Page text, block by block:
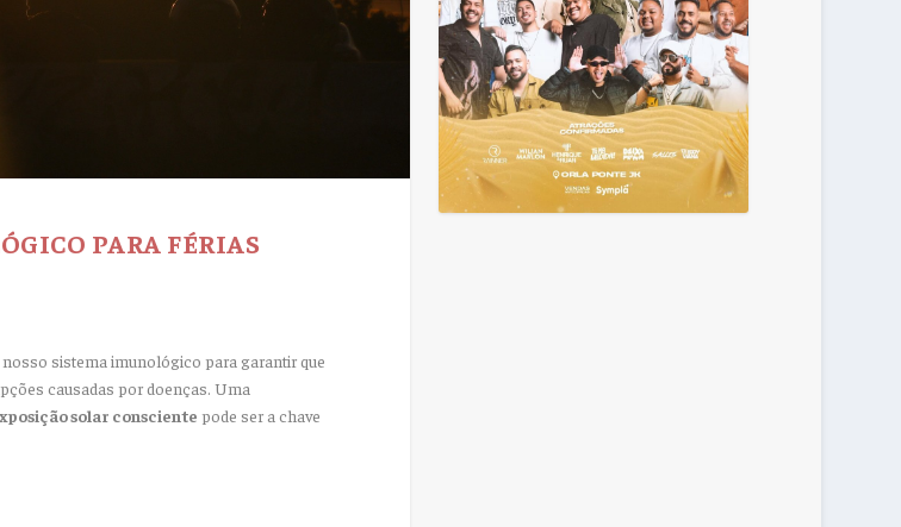
PARA FÉRIAS
sistema imunológico para garantir que
causadas por doenças. Uma
solar consciente pode ser a chave